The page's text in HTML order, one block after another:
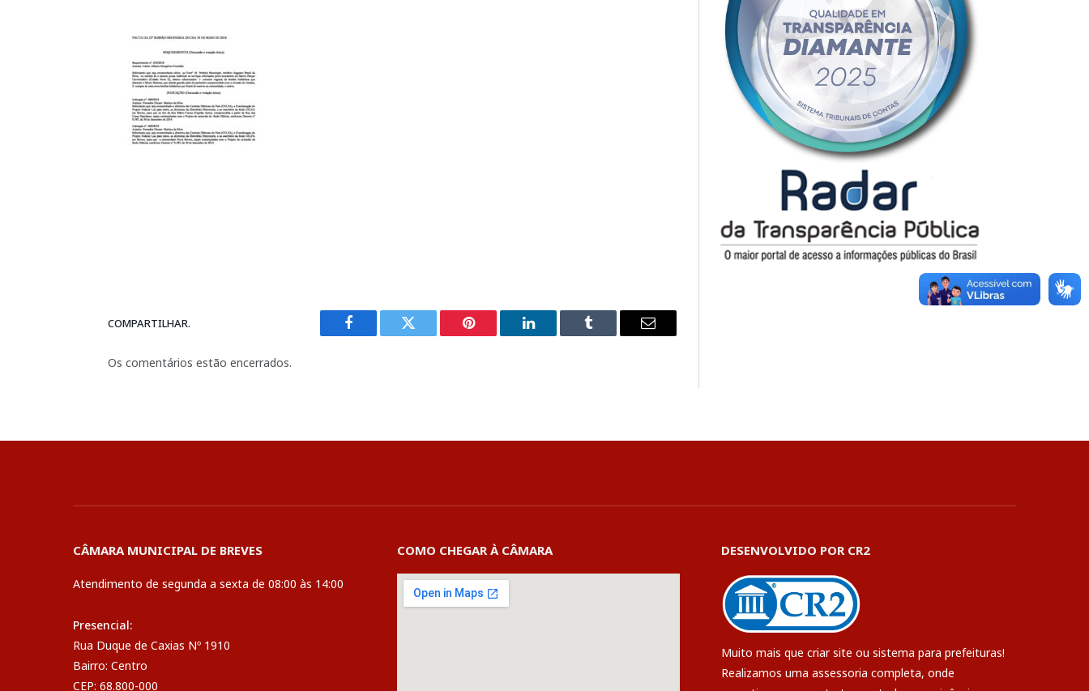
COMPARTILHAR.
Facebook Twitter Pinterest LinkedIn Tumblr
E-
Os comentários estão encerrados.
CÂMARA MUNICIPAL DE BREVES
Atendimento de segunda a sexta de 08:00 às 14:00
Presencial:
Rua Duque de Caxias Nº 1910
Bairro: Centro
CEP: 68.800-000
COMO CHEGAR À CÂMARA DESENVOLVIDO POR CR2
Muito mais que criar site ou sistema para prefeituras!
Realizamos uma assessoria completa, onde